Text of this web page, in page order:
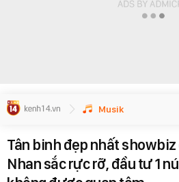
Musik
Tân binh đẹp nhất
Nhan sắc rực rỡ, đầu tư 1